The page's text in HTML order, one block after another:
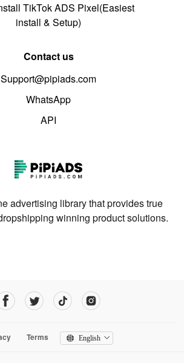
TikTok ADS Pixel(Easiest
install & Setup)
Contact us
Support@pipiads.com
WhatsApp
API
advertising library that provides true
winning product solutions.
Terms English